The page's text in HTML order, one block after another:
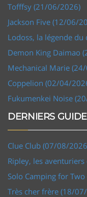
Tofffsy (21/06/2026)
Jackson Five (12/06/
Lodoss, la légende
Demon King Daimao
Mechanical Marie
Coppelion (02/04/
Fukumenkei Noise
DERNIERS
Clue Club (07/08/
Ripley, les
Solo Camping for
Très cher frère (18/